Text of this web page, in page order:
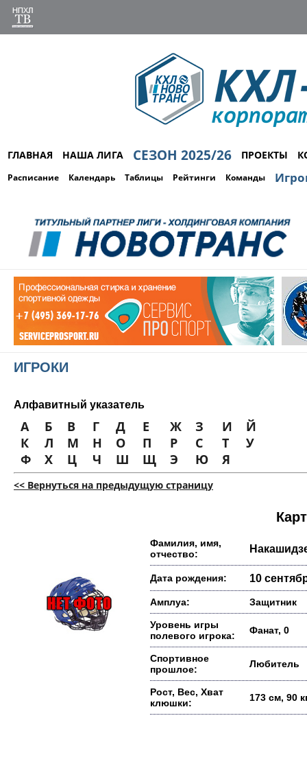
ГЛАВНАЯ НАША ЛИГА СЕЗОН 2025/26 ПРОЕКТЫ
Расписание Календарь Таблицы Рейтинги Команды
ИГРОКИ
Алфавитный указатель
А Б В Г Д Е Ж З И
Й
К
Л М Н О П Р С Т
У
Ф
Х Ц Ч Ш Щ Э Ю Я
<< Вернуться на предыдущую страницу
Фамилия, имя,
отчество:
Дата рождения: 10
Амплуа: Защитник
Уровень игры
полевого игрока:
Фанат, 0
Спортивное
прошлое:
Любитель
Рост, Вес, Хват
клюшки:
173 см, 90